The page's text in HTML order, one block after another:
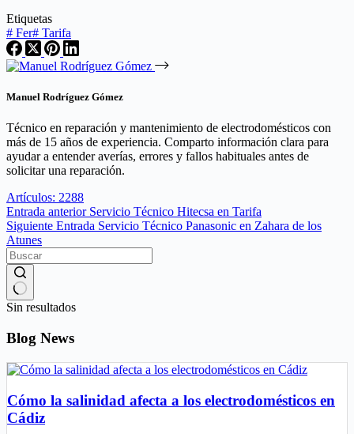
Etiquetas
# Fer# Tarifa
Manuel Rodríguez Gómez
Técnico en reparación y mantenimiento de electrodomésticos con
más de 15 años de experiencia. Comparto información clara para
ayudar a entender averías, errores y fallos habituales antes de
solicitar una reparación.
Artículos: 2288
Entrada anterior Servicio Técnico Hitecsa en Tarifa
Siguiente Entrada Servicio Técnico Panasonic en Zahara de los
Atunes
Sin resultados
Blog News
Cómo la salinidad afecta a los electrodomésticos en
Cádiz